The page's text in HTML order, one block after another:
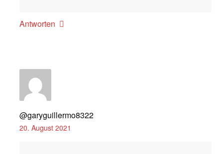
Antworten
@garyguillermo8322
20. August 2021